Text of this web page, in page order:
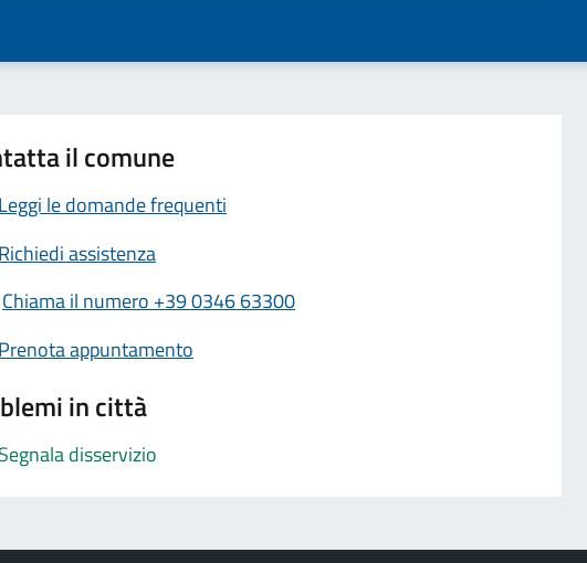
il comune
Leggi le domande frequenti
Richiedi assistenza
Chiama il numero +39 0346 63300
Prenota appuntamento
in città
Segnala disservizio